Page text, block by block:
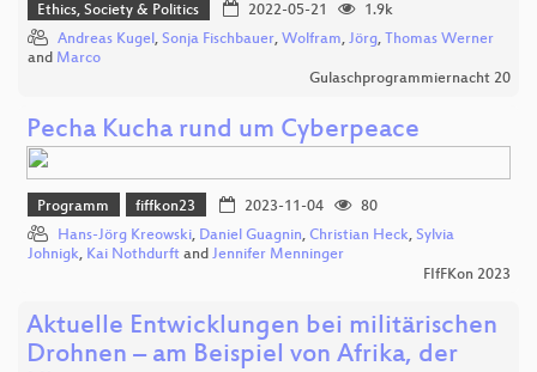
Ethics, Society & Politics 2022-05-21
1.9k
Andreas Kugel, Sonja Fischbauer, Wolfram, Jörg, Thomas Werner
and Marco
Gulaschprogrammiernacht 20
Pecha Kucha rund um Cyberpeace
Programm fiffkon23 2023-11-04
80
Hans-Jörg Kreowski, Daniel Guagnin, Christian Heck, Sylvia
Johnigk, Kai Nothdurft and Jennifer Menninger
FIfFKon 2023
Aktuelle Entwicklungen bei militärischen
Drohnen – am Beispiel von Afrika, der